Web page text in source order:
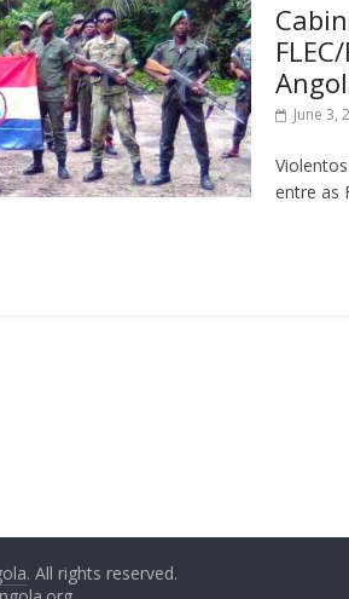
June 3,
entre as
. All rights reserved.